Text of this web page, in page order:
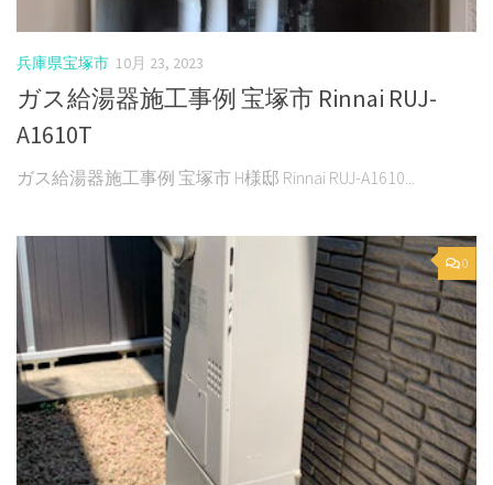
兵庫県宝塚市 10月 23, 2023
ガス給湯器施工事例 宝塚市 Rinnai RUJ-
A1610T
ガス給湯器施工事例 宝塚市 H様邸 Rinnai RUJ-A1610...
0